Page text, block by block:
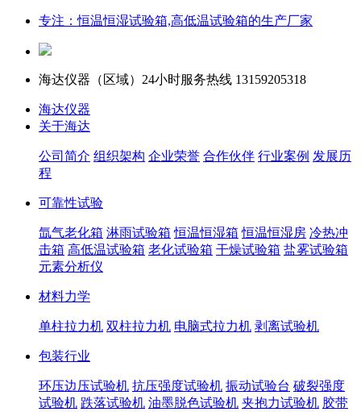
专注：恒温恒湿试验箱,高低温试验箱的生产厂家
海达仪器（ 区域）24小时服务热线 13159205318
海达仪器
关于海达
公司简介 组织架构 企业荣誉 合作伙伴 行业案例 发展历
程
可靠性试验
氙气老化箱 淋雨试验箱 恒温恒湿箱 恒温恒湿房 冷热冲
击箱 高低温试验箱 老化试验箱 干燥试验箱 盐雾试验箱
元素分析仪
材料力学
单柱拉力机 双柱拉力机 电脑式拉力机 剥离试验机
包装行业
环压边压试验机 抗压强度试验机 振动试验台 破裂强度
试验机 跌落试验机 油墨脱色试验机 夹抱力试验机 胶带